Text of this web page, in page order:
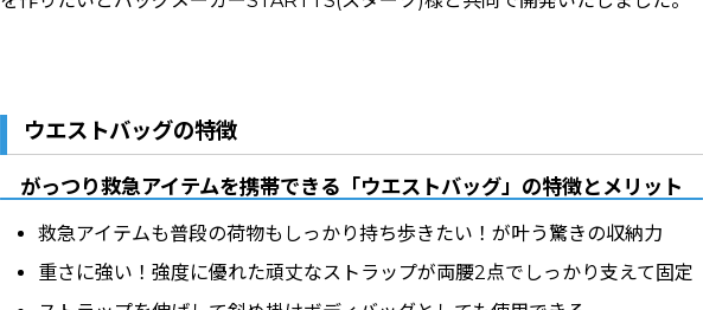
ウエストバッグの特徴
がっつり救急アイテムを携帯できる「ウエストバッグ」の特徴とメリット
救急アイテムも普段の荷物もしっかり持ち歩きたい！が叶う驚きの収納力
重さに強い！強度に優れた頑丈なストラップが両腰2点でしっかり支えて固定